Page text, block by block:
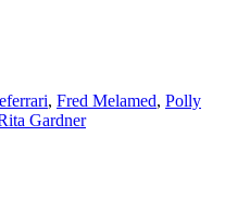
, Fred Melamed, Polly
Gardner